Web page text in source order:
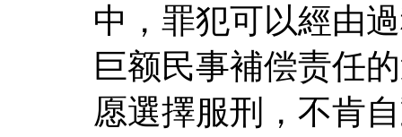
中，罪犯可以經由
巨额民事補偿责任
愿選擇服刑，不肯